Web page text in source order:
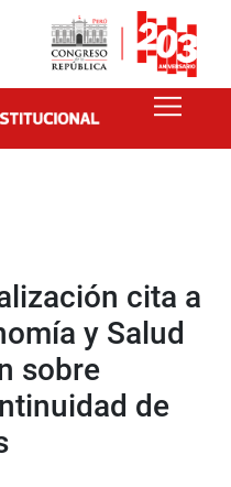
cita a
y Salud
sobre
de